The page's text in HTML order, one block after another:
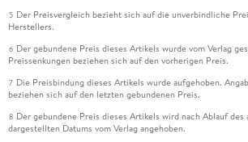
5 Der Preisvergleich bezieht sich auf die unverbindliche
Herstellers.
6 Der gebundene Preis dieses Artikels wurde vom Verlag
Preissenkungen beziehen sich auf den vorherigen Preis.
7 Die Preisbindung dieses Artikels wurde aufgehoben.
beziehen sich auf den letzten gebundenen Preis.
8 Der gebundene Preis dieses Artikels wird nach Ablauf
dargestellten Datums vom Verlag angehoben.